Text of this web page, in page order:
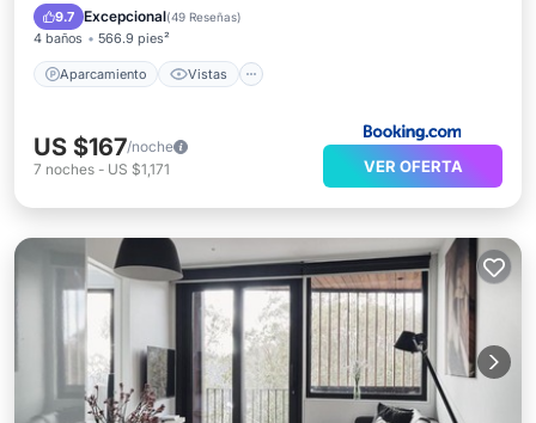
9.7 Excepcional(49 Reseñas)
4 baños 566.9 pies²
Aparcamiento Vistas
Apto para niños
US $167/noche
7 noches - US $1,171 VER OFERTA